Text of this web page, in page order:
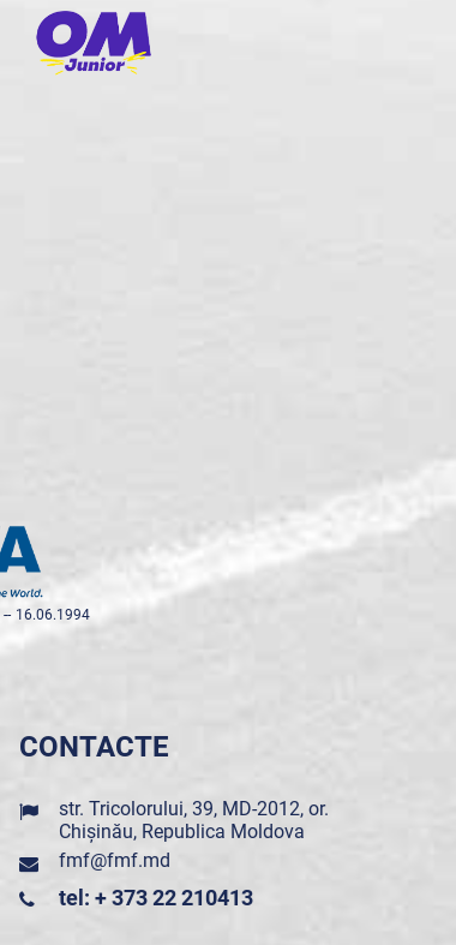
-- 16.06.1994
CONTACTE
str. Tricolorului, 39, MD-2012, or.
Chișinău, Republica Moldova
fmf@fmf.md
tel: + 373 22 210413